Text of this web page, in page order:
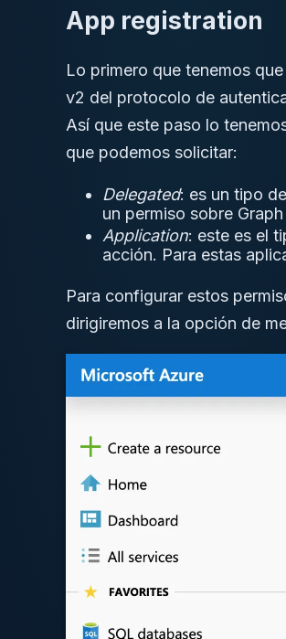
App registration
Lo primero que tenemos
v2 del protocolo de
Así que este paso lo
que podemos solicitar:
Delegated: es un tipo
un permiso sobre
Application: este es el
acción. Para estas
Para configurar estos
dirigiremos a la opción de